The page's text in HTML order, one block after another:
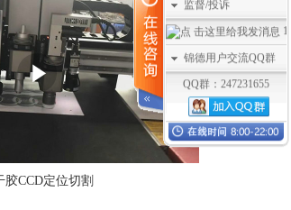
胶CCD定位切割
监督/投诉
锦德用户交流QQ群
QQ群：247231655